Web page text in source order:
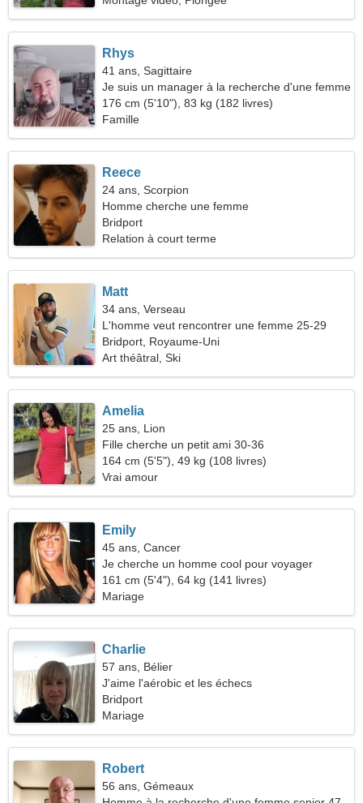
Rhys
41 ans, Sagittaire
Je suis un manager à la recherche d'une femme
modeste
176 cm (5'10"), 83 kg (182 livres)
Famille
Reece
24 ans, Scorpion
Homme cherche une femme
Bridport
Relation à court terme
Matt
34 ans, Verseau
L'homme veut rencontrer une femme 25-29
Bridport, Royaume-Uni
Art théâtral, Ski
Amelia
25 ans, Lion
Fille cherche un petit ami 30-36
164 cm (5'5"), 49 kg (108 livres)
Vrai amour
Emily
45 ans, Cancer
Je cherche un homme cool pour voyager
161 cm (5'4"), 64 kg (141 livres)
Mariage
Charlie
57 ans, Bélier
J'aime l'aérobic et les échecs
Bridport
Mariage
Robert
56 ans, Gémeaux